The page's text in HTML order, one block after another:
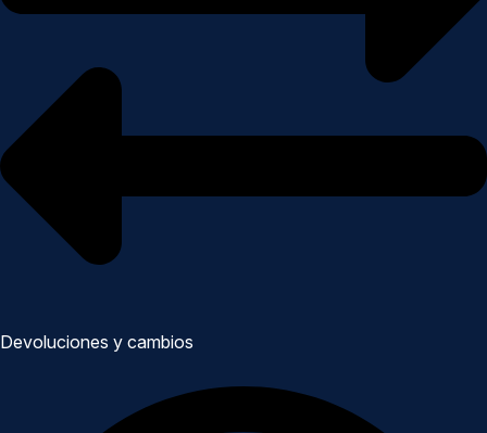
Devoluciones y cambios